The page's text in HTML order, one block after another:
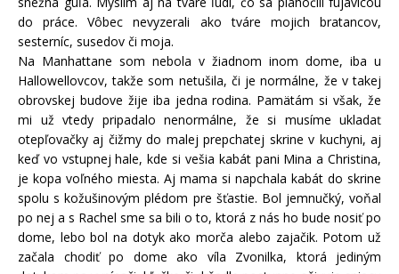
do práce. Vôbec nevyzerali ako tváre mojich bratancov,
sesterníc, susedov či moja.
Na Manhattane som nebola v žiadnom inom dome, iba u
Hallowellovcov, takže som netušila, či je normálne, že v takej
obrovskej budove žije iba jedna rodina. Pamätám si však, že
mi už vtedy pripadalo nenormálne, že si musíme ukladať
otepľovačky aj čižmy do malej prepchatej skrine v kuchyni, aj
keď vo vstupnej hale, kde si vešia kabát pani Mina a Christina,
je kopa voľného miesta. Aj mama si napchala kabát do skrine
spolu s kožušinovým plédom pre šťastie. Bol jemnučký, voňal
po nej a s Rachel sme sa bili o to, ktorá z nás ho bude nosiť po
dome, lebo bol na dotyk ako morča alebo zajačik. Potom už
začala chodiť po dome ako víla Zvonilka, ktorá jediným